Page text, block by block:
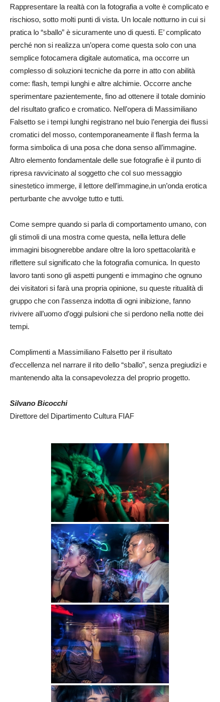
Rappresentare la realtà con la fotografia a volte è complicato e
rischioso, sotto molti punti di vista. Un locale notturno in cui si
pratica lo “sballo” è sicuramente uno di questi. E’ complicato
perché non si realizza un’opera come questa solo con una
semplice fotocamera digitale automatica, ma occorre un
complesso di soluzioni tecniche da porre in atto con abilità
come: flash, tempi lunghi e altre alchimie. Occorre anche
sperimentare pazientemente, fino ad ottenere il totale dominio
del risultato grafico e cromatico. Nell’opera di Massimiliano
Falsetto se i tempi lunghi registrano nel buio l’energia dei flussi
cromatici del mosso, contemporaneamente il flash ferma la
forma simbolica di una posa che dona senso all’immagine.
Altro elemento fondamentale delle sue fotografie è il punto di
ripresa ravvicinato al soggetto che col suo messaggio
sinestetico immerge, il lettore dell’immagine,in un’onda erotica
perturbante che avvolge tutto e tutti.
Come sempre quando si parla di comportamento umano, con
gli stimoli di una mostra come questa, nella lettura delle
immagini bisognerebbe andare oltre la loro spettacolarità e
riflettere sul significato che la fotografia comunica. In questo
lavoro tanti sono gli aspetti pungenti e immagino che ognuno
dei visitatori si farà una propria opinione, su queste ritualità di
gruppo che con l’assenza indotta di ogni inibizione, fanno
rivivere all’uomo d’oggi pulsioni che si perdono nella notte dei
tempi.
Complimenti a Massimiliano Falsetto per il risultato
d’eccellenza nel narrare il rito dello “sballo”, senza pregiudizi e
mantenendo alta la consapevolezza del proprio progetto.
Silvano Bicocchi
Direttore del Dipartimento Cultura FIAF